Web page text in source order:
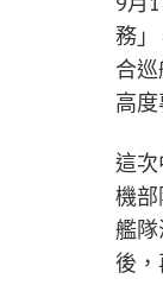
務
合
高度
這
機
艦
後，